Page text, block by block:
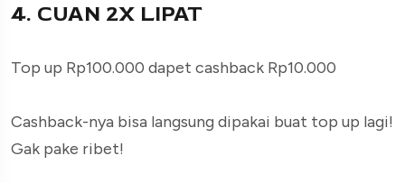
4. CUAN 2X LIPAT
Top up Rp100.000 dapet cashback Rp10.000
Cashback-nya bisa langsung dipakai buat top up lagi!
Gak pake ribet!